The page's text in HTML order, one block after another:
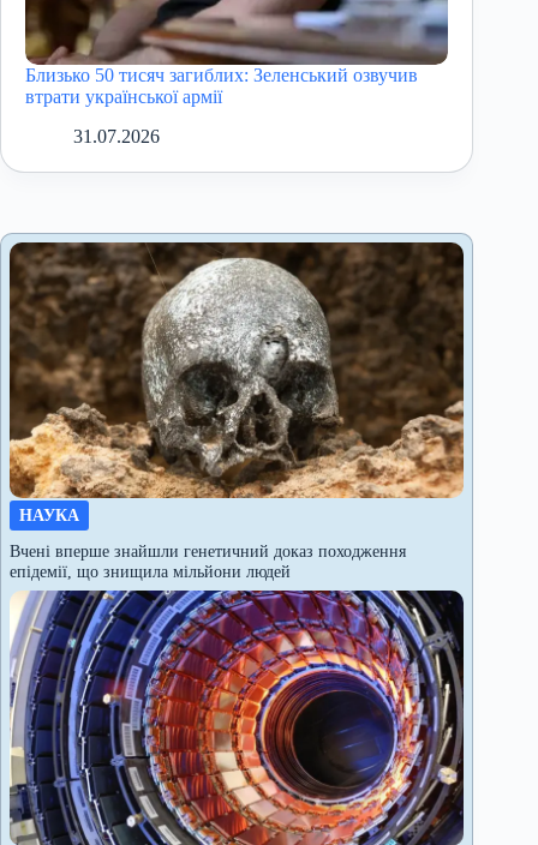
Близько 50 тисяч загиблих: Зеленський озвучив
втрати української армії
31.07.2026
НАУКА
Вчені вперше знайшли генетичний доказ походження
епідемії, що знищила мільйони людей